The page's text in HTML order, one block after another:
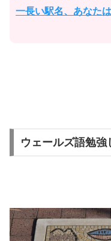
一長い駅名、あなた
ウェールズ語勉強